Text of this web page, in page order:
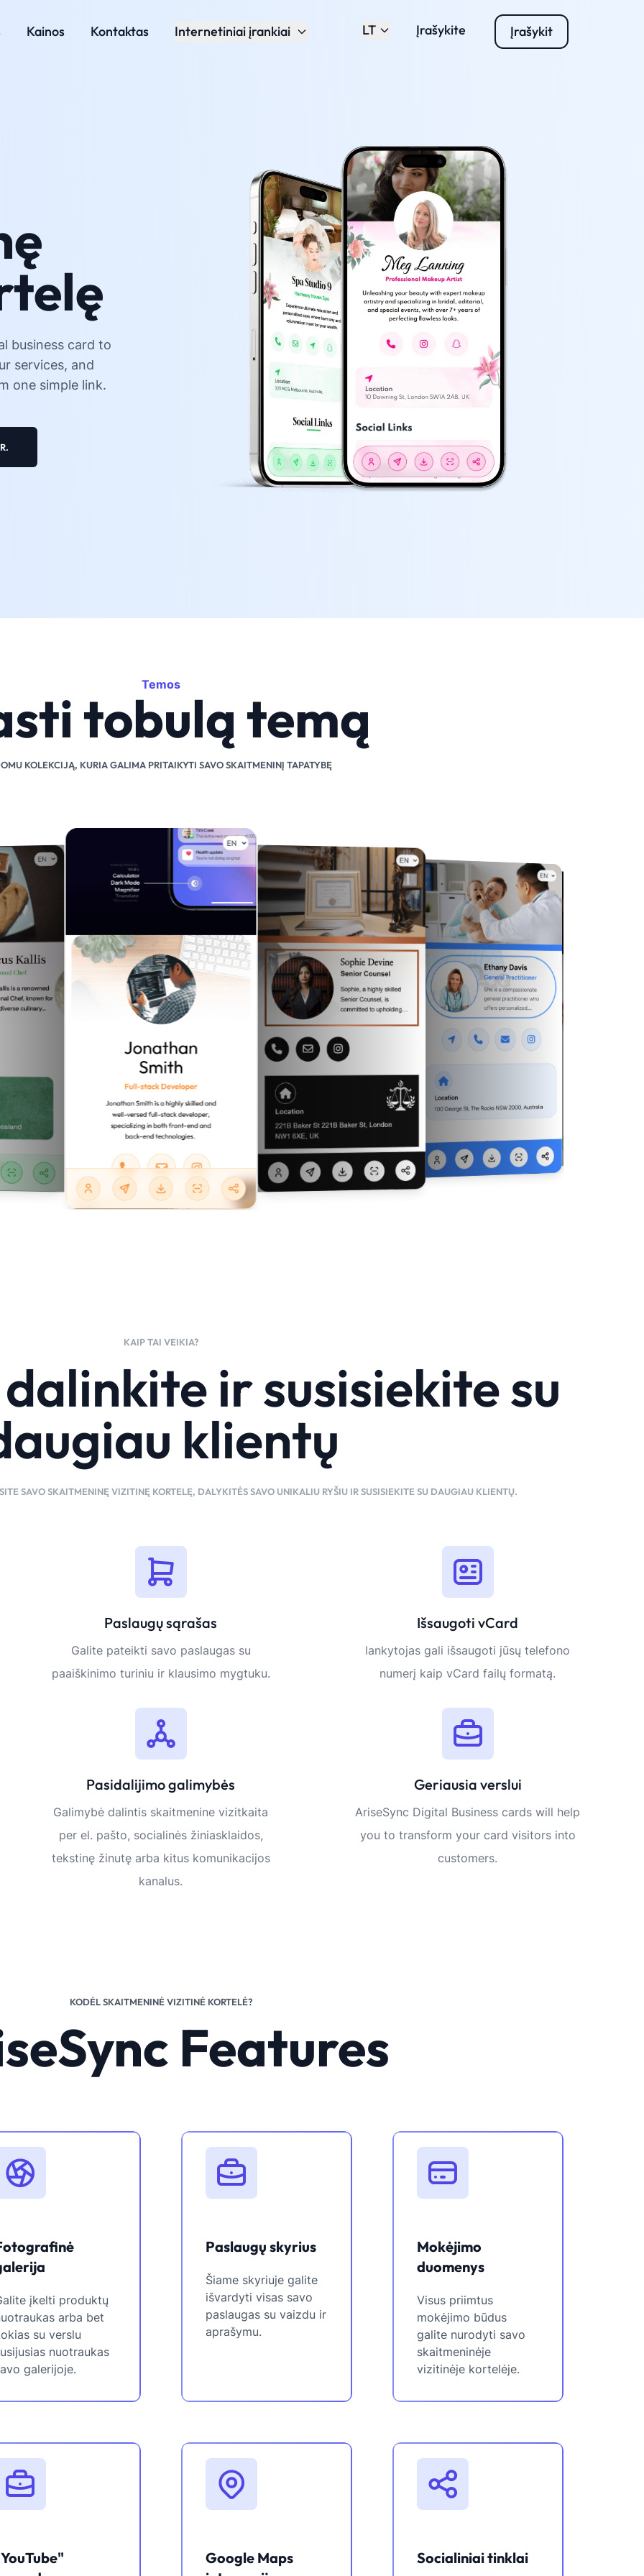
Kainos Kontaktas Internetiniai įrankiai LT Įrašykite Įrašykit
business card to
services, and
one simple link.
Temos
tobulą temą
KOLEKCIJĄ, KURIA GALIMA PRITAIKYTI SAVO SKAITMENINĮ TAPATYBĘ
KAIP TAI VEIKIA?
ir susisiekite su
klientų
SAVO SKAITMENINĘ VIZITINĘ KORTELĘ, DALYKITĖS SAVO UNIKALIU RYŠIU IR SUSISIEKITE SU DAUGIAU KLIENTŲ.
Paslaugų sąrašas
Galite pateikti savo paslaugas su
paaiškinimo turiniu ir klausimo mygtuku.
Išsaugoti vCard
lankytojas gali išsaugoti jūsų telefono
numerį kaip vCard failų formatą.
Pasidalijimo galimybės
Galimybė dalintis skaitmenine vizitkaita
per el. pašto, socialinės žiniasklaidos,
tekstinę žinutę arba kitus komunikacijos
kanalus.
Geriausia verslui
AriseSync Digital Business cards will help
you to transform your card visitors into
customers.
KODĖL SKAITMENINĖ VIZITINĖ KORTELĖ?
Features
įkelti produktų
arba bet
su verslu
nuotraukas
galerijoje.
Paslaugų skyrius
Šiame skyriuje galite
išvardyti visas savo
paslaugas su vaizdu ir
aprašymu.
Mokėjimo
duomenys
Visus priimtus
mokėjimo būdus
galite nurodyti savo
skaitmeninėje
vizitinėje kortelėje.
Google Maps
Socialiniai tinklai